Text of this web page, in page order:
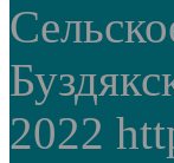
2022